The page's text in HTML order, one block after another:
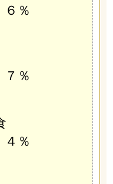
６％
７％
４％